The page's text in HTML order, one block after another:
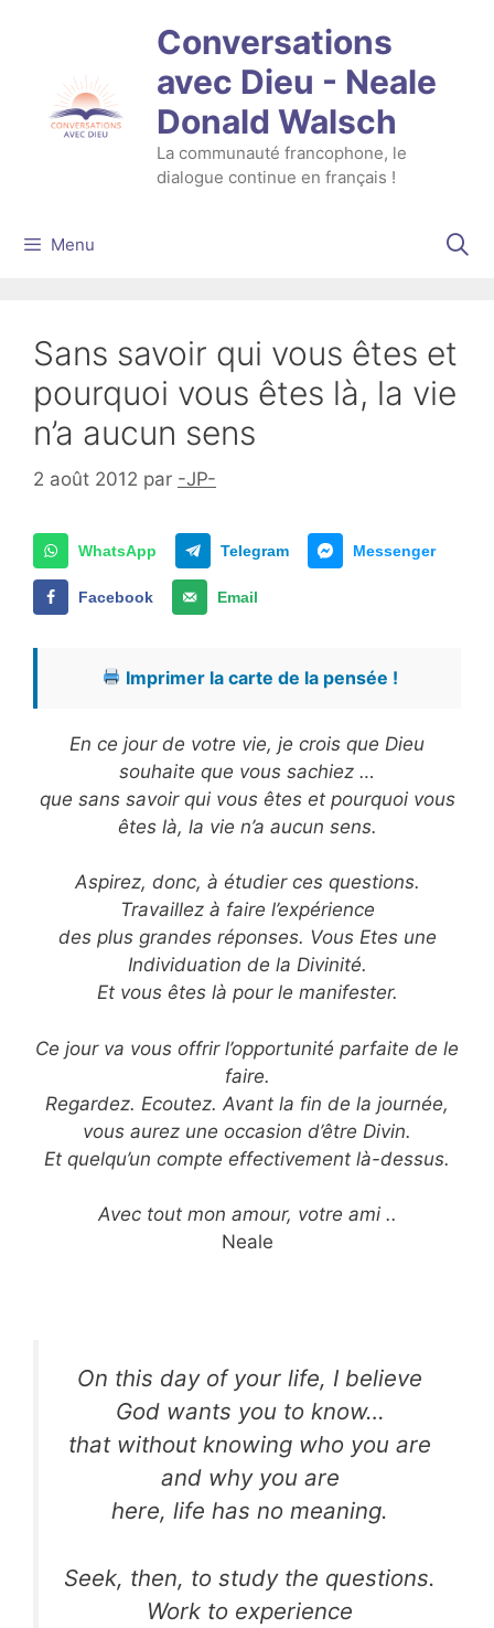
Conversations
avec Dieu - Neale
Donald Walsch
La communauté francophone, le
dialogue continue en français !
Menu
Sans savoir qui vous êtes et
pourquoi vous êtes là, la vie
n’a aucun sens
2 août 2012 par -JP-
WhatsApp Telegram Messenger
Facebook Email
Imprimer la carte de la pensée !
En ce jour de votre vie, je crois que Dieu
souhaite que vous sachiez …
que sans savoir qui vous êtes et pourquoi vous
êtes là, la vie n’a aucun sens.
Aspirez, donc, à étudier ces questions.
Travaillez à faire l’expérience
des plus grandes réponses. Vous Etes une
Individuation de la Divinité.
Et vous êtes là pour le manifester.
Ce jour va vous offrir l’opportunité parfaite de le
faire.
Regardez. Ecoutez. Avant la fin de la journée,
vous aurez une occasion d’être Divin.
Et quelqu’un compte effectivement là-dessus.
Avec tout mon amour, votre ami ..
Neale
On this day of your life, I believe
God wants you to know…
that without knowing who you are
and why you are
here, life has no meaning.
Seek, then, to study the questions.
Work to experience